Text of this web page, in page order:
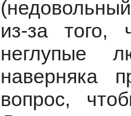
из-за того,
неглупые
наверняка
вопрос,